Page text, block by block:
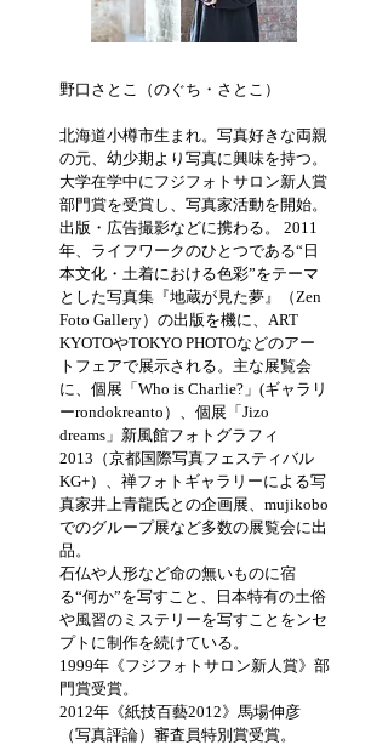
野口さとこ（のぐち・さとこ）
北海道小樽市生まれ。写真好きな両親
の元、幼少期より写真に興味を持つ。
大学在学中にフジフォトサロン新人賞
部門賞を受賞し、写真家活動を開始。
出版・広告撮影などに携わる。 2011
年、ライフワークのひとつである“日
本文化・土着における色彩”をテーマ
とした写真集『地蔵が見た夢』（Zen
Foto Gallery）の出版を機に、ART
KYOTOやTOKYO PHOTOなどのアー
トフェアで展示される。主な展覧会
に、個展「Who is Charlie?」(ギャラリ
ーrondokreanto）、個展「Jizo
dreams」新風館フォトグラフィ
2013（京都国際写真フェスティバル
KG+）、禅フォトギャラリーによる写
真家井上青龍氏との企画展、mujikobo
でのグループ展など多数の展覧会に出
品。
石仏や人形など命の無いものに宿
る“何か”を写すこと、日本特有の土俗
や風習のミステリーを写すことをンセ
プトに制作を続けている。
1999年《フジフォトサロン新人賞》部
門賞受賞。
2012年《紙技百藝2012》馬場伸彦
（写真評論）審査員特別賞受賞。